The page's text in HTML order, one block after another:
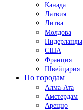
Канада
Латвия
Литва
Молдова
Нидерланды
США
Франция
Швейцария
По городам
Алма-Ата
Амстердам
Ареццо